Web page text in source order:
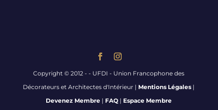
Copyright © 2012 -- UFDI - Union Francophone des
Décorateurs et Architectes d'Intérieur | Mentions Légales |
Devenez Membre | FAQ | Espace Membre